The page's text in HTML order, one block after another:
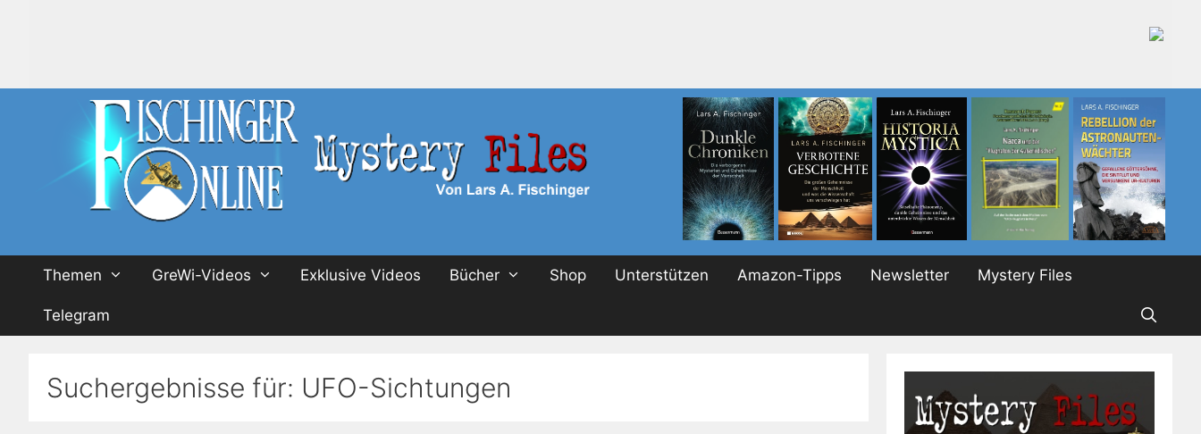
Themen GreWi-Videos Exklusive Videos Bücher Shop Unterstützen Amazon-Tipps Newsletter Mystery Files
Telegram
Suchergebnisse für: UFO-Sichtungen